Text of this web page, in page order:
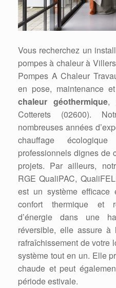
Vous recherchez un
pompes à chaleur à
Pompes A Chaleur
en pose, maintenance
chaleur géothermique,
Cotterets (02600).
nombreuses années
chauffage
professionnels dignes de
projets. Par ailleurs,
RGE QualiPAC,
est un système
confort thermique et
d’énergie dans une
réversible, elle assure
rafraîchissement de votre
système tout en un. Elle
chaude et peut
période estivale.